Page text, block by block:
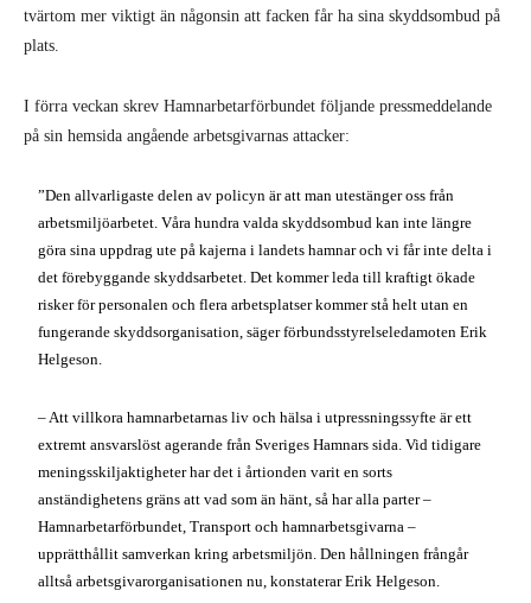
tvärtom mer viktigt än någonsin att facken får ha sina skyddsombud på
plats.
I förra veckan skrev Hamnarbetarförbundet följande pressmeddelande
på sin hemsida angående arbetsgivarnas attacker:
”Den allvarligaste delen av policyn är att man utestänger oss från
arbetsmiljöarbetet. Våra hundra valda skyddsombud kan inte längre
göra sina uppdrag ute på kajerna i landets hamnar och vi får inte delta i
det förebyggande skyddsarbetet. Det kommer leda till kraftigt ökade
risker för personalen och flera arbetsplatser kommer stå helt utan en
fungerande skyddsorganisation, säger förbundsstyrelseledamoten Erik
Helgeson.
– Att villkora hamnarbetarnas liv och hälsa i utpressningssyfte är ett
extremt ansvarslöst agerande från Sveriges Hamnars sida. Vid tidigare
meningsskiljaktigheter har det i årtionden varit en sorts
anständighetens gräns att vad som än hänt, så har alla parter –
Hamnarbetarförbundet, Transport och hamnarbetsgivarna –
upprätthållit samverkan kring arbetsmiljön. Den hållningen frångår
alltså arbetsgivarorganisationen nu, konstaterar Erik Helgeson.